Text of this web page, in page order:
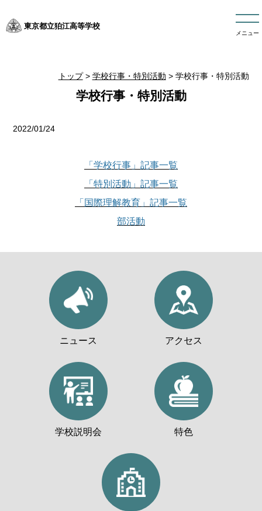
東京都立狛江高等学校
メニュー
トップ> 学校行事・特別活動 > 学校行事・特別活動
学校行事・特別活動
2022/01/24
「学校行事」記事一覧
「特別活動」記事一覧
「国際理解教育」記事一覧
部活動
ニュース アクセス
学校説明会 特色